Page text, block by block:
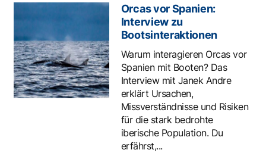
Orcas vor Spanien:
Interview zu
Bootsinteraktionen
Warum interagieren Orcas vor
Spanien mit Booten? Das
Interview mit Janek Andre
erklärt Ursachen,
Missverständnisse und Risiken
für die stark bedrohte
iberische Population. Du
erfährst,...